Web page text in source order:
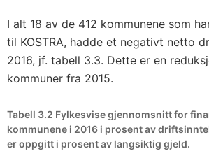
I alt 18 av de 412 kommunene som
til KOSTRA, hadde et negativt netto
2016, jf. tabell 3.3. Dette er en
kommuner fra 2015.
Tabell 3.2 Fylkesvise gjennomsnitt for
kommunene i 2016 i prosent av
er oppgitt i prosent av langsiktig gjeld.